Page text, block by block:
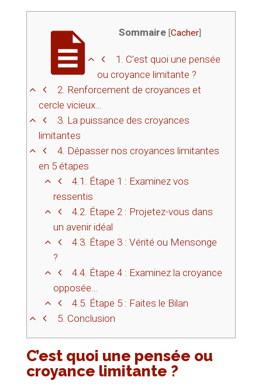
Sommaire [Cacher]
1. C’est quoi une pensée
ou croyance limitante ?
2. Renforcement de croyances et
cercle vicieux…
3. La puissance des croyances
limitantes
4. Dépasser nos croyances limitantes
en 5 étapes
4.1. Étape 1 : Examinez vos
ressentis
4.2. Étape 2 : Projetez-vous dans
un avenir idéal
4.3. Étape 3 : Vérité ou Mensonge
?
4.4. Étape 4 : Examinez la croyance
opposée…
4.5. Étape 5 : Faites le Bilan
5. Conclusion
C’est quoi une pensée ou
croyance limitante ?